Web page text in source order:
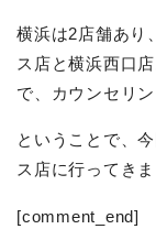
横浜は2店舗あり
ス店と横浜西口
で、カウンセリ
ということで、
ス店に行ってきま
[comment_end]